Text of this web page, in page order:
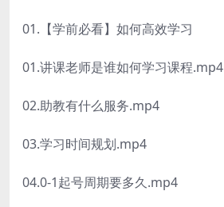
01.【学前必看】如何高效学习
01.讲课老师是谁如何学习课程.mp4
02.助教有什么服务.mp4
03.学习时间规划.mp4
04.0-1起号周期要多久.mp4